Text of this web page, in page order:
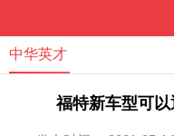
中华英才
福特新车型可